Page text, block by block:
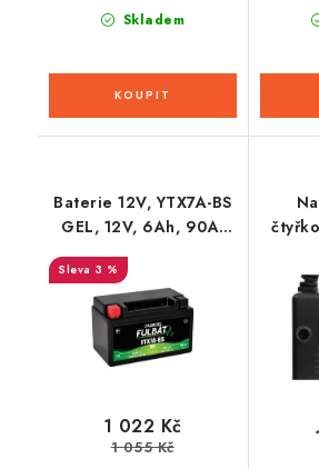
Skladem
Baterie 12V, YTX7A-BS
GEL, 12V, 6Ah, 90A,
bezúdržbová GEL
technologie 150x87x93
FULBAT (aktivovaná ve
výrobě)
3 %
1 022 Kč
1 055 Kč